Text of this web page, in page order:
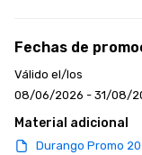
Fechas de
Válido el/los
08/06/2026 - 31/08/
Material adicional
Durango Promo